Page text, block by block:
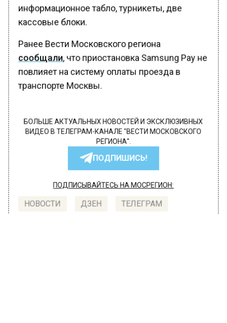
информационное табло, турникеты, две
кассовые блоки.
Ранее Вести Московского региона
сообщали, что приостановка Samsung Pay не
повлияет на систему оплаты проезда в
транспорте Москвы.
БОЛЬШЕ АКТУАЛЬНЫХ НОВОСТЕЙ И ЭКСКЛЮЗИВНЫХ
ВИДЕО В ТЕЛЕГРАМ-КАНАЛЕ "ВЕСТИ МОСКОВСКОГО
РЕГИОНА".
ПОДПИШИСЬ!
ПОДПИСЫВАЙТЕСЬ НА МОСРЕГИОН:
НОВОСТИ ДЗЕН ТЕЛЕГРАМ